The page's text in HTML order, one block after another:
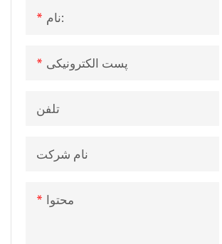
نام:
پست الکترونیکی
تلفن
نام شرکت
محتوا